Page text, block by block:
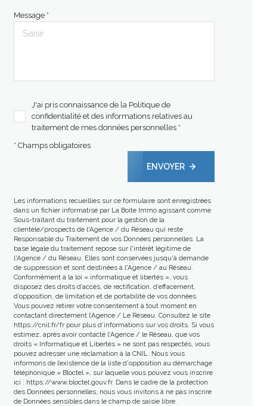
Message *
J'ai pris connaissance de la Politique de
confidentialité et des informations relatives au
traitement de mes données personnelles *
* Champs obligatoires
ENVOYER
Les informations recueillies sur ce formulaire sont enregistrées
dans un fichier informatisé par La Boite Immo agissant comme
Sous-traitant du traitement pour la gestion de la
clientèle/prospects de l'Agence / du Réseau qui reste
Responsable du Traitement de vos Données personnelles. La
base légale du traitement repose sur l'intérêt légitime de
l'Agence / du Réseau. Elles sont conservées jusqu'à demande
de suppression et sont destinées à l'Agence / au Réseau.
Conformément à la loi « informatique et libertés », vous
disposez des droits d’accès, de rectification, d’effacement,
d’opposition, de limitation et de portabilité de vos données.
Vous pouvez retirer votre consentement à tout moment en
contactant directement l’Agence / Le Réseau. Consultez le site
https://cnil.fr/frpour plus d’informations sur vos droits. Si vous
estimez, après avoir contacté l'Agence / le Réseau, que vos
droits « Informatique et Libertés » ne sont pas respectés, vous
pouvez adresser une réclamation à la CNIL. Nous vous
informons de l’existence de la liste d'opposition au démarchage
téléphonique « Bloctel », sur laquelle vous pouvez vous inscrire
ici : https://www.bloctel.gouv.fr. Dans le cadre de la protection
des Données personnelles, nous vous invitons à ne pas inscrire
de Données sensibles dans le champ de saisie libre.